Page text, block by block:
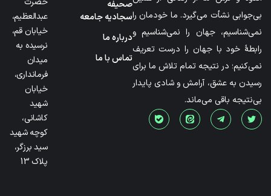
بی‌جوابی نشأت می‌گیرد. ما خودمان را
نمی‌شناسیم، جهان را نمی‌شناسیم و
رابطۀ خود با جهان را درست تعریف
نمی‌کنیم؛ در نتیجه تمام تلاش ما برای
رسیدن به عشق، آرامش و شادی پایدار
بی‌نتیجه باقی می‌ماند.
صحیفه
سجادیه جامعه
درباره ما
تماس با ما
عبدالعظیم،
خیابان قم،
نرسیده به
میدان
فرمانداری،
خیابان
شهید
کاشانی،
کوچه شهید
سید برزگر،
پلاک 13